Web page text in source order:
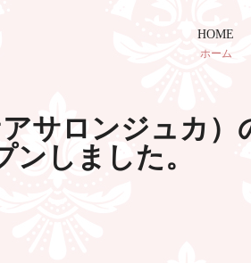
HOME
ホーム
サロンジュカ
ンしました。